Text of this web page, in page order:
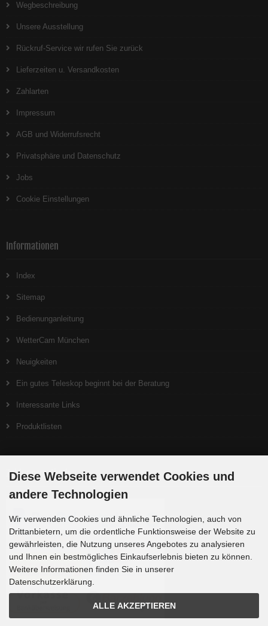
Wegbeschreibung
Unsere Ausstellung
Rückruf-Service wir rufen Sie zurück
Lieferzeiten u. Versandkosten
Zahlarten
Impressum
AGB und Widerrufsrecht
Privatsphäre und Datenschutz
Jobs
Cookie Einstellungen
Informationen
Index
Sitemap
Bedienunganleitung
WetterCam München
Neuigkeiten
Ein gutes Teleskop beginnt bei der Beratung
Interessante Links
Produktlisten
Zahlungsmethoden
Diese Webseite verwendet Cookies und
andere Technologien
Wir verwenden Cookies und ähnliche Technologien, auch von
Drittanbietern, um die ordentliche Funktionsweise der Website zu
gewährleisten, die Nutzung unseres Angebotes zu analysieren
und Ihnen ein bestmögliches Einkaufserlebnis bieten zu können.
Weitere Informationen finden Sie in unserer
Datenschutzerklärung.
ALLE AKZEPTIEREN